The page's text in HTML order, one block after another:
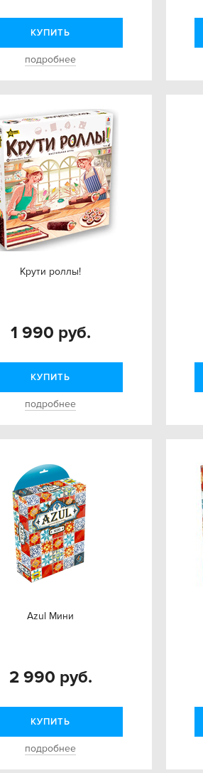
КУПИТЬ
подробнее
Крути роллы!
1 990 руб.
КУПИТЬ
подробнее
Azul Мини
2 990 руб.
КУПИТЬ
подробнее